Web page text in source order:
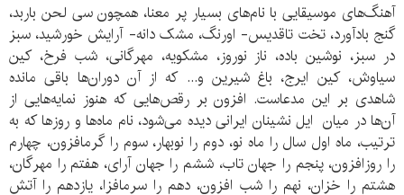
آهنگ‌های موسیقایی با نام‌های بسیار پر معنا، همچون سی لحن باربد،
گنج بادآورد، تخت تاقدیس- اورنگ، مشک دانه- آرایش خورشید، سبز
در سبز، نوشین باده، ناز نوروز، مشکویه، مهرگانی، شب فرخ، کین
سیاوش، کین ایرج، باغ شیرین و... که از آن دوران‌ها باقی مانده
شاهدی بر این مدعاست. افزون بر رقص‌هایی که هنوز نمایه‌هایی از
آن‌ها در میان ایل نشینان ایرانی دیده می‌شود، نام ماه‌ها و روزها که به
ترتیب، ماه اول سال را ماه نو، دوم را نوبهار، سوم را گرمافزون، چهارم
را روزافزون، پنجم را جهان تاب، ششم را جهان آرای، هفتم را مهرگان،
هشتم را خزان، نهم را شب افزون، دهم را سرمافزا، یازدهم را آتش